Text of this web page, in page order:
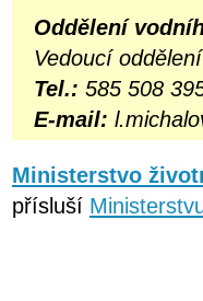
Oddělení
Vedoucí
Tel.: 585 508
E-mail:
Ministerstvo
přísluší